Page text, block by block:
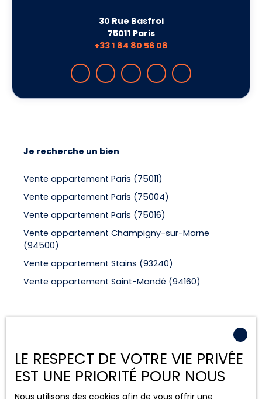
30 Rue Basfroi
75011 Paris
+33 1 84 80 56 08
Je recherche un bien
Vente appartement Paris (75011)
Vente appartement Paris (75004)
Vente appartement Paris (75016)
Vente appartement Champigny-sur-Marne
(94500)
Vente appartement Stains (93240)
Vente appartement Saint-Mandé (94160)
Estimez votre bien
Espace vendeur
Nous contacter
LE RESPECT DE VOTRE VIE PRIVÉE
EST UNE PRIORITÉ POUR NOUS
Nous utilisons des cookies afin de vous offrir une